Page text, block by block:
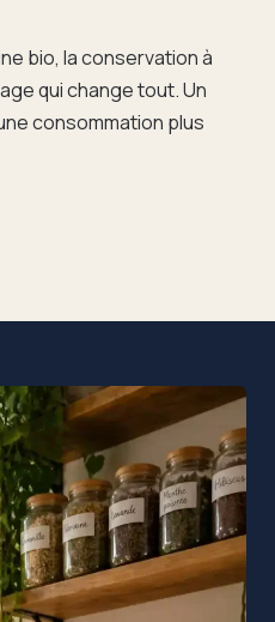
bio, la conservation à
qui change tout. Un
consommation plus